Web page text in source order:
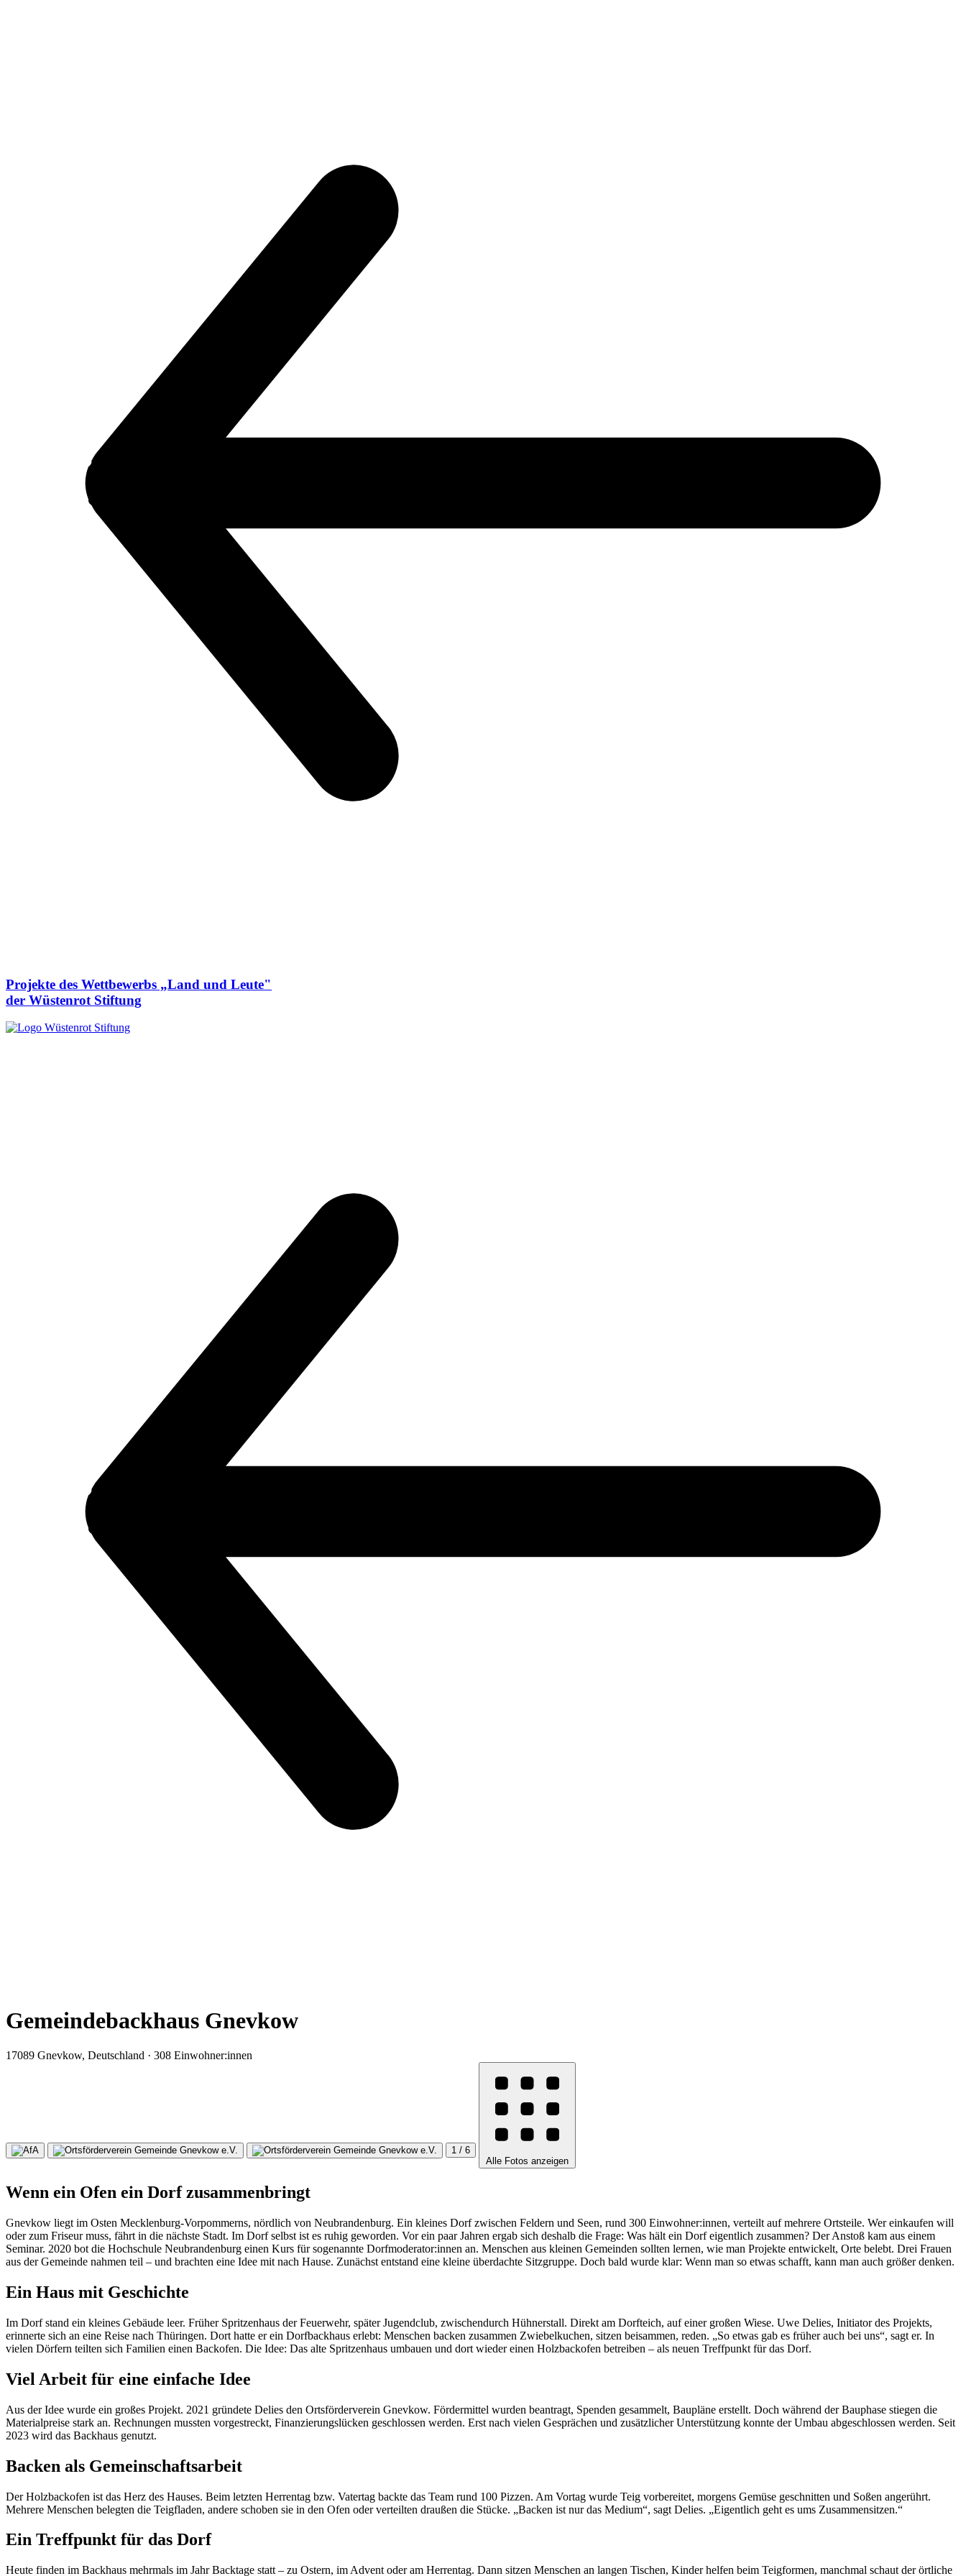
Projekte des Wettbewerbs „Land und Leute"
der Wüstenrot Stiftung
Gemeindebackhaus Gnevkow
17089 Gnevkow, Deutschland · 308 Einwohner:innen
1 / 6
Alle Fotos anzeigen
Wenn ein Ofen ein Dorf zusammenbringt
Gnevkow liegt im Osten Mecklenburg-Vorpommerns, nördlich von Neubrandenburg. Ein kleines Dorf zwischen Feldern und Seen, rund 300 Einwohner:innen, verteilt auf mehrere Ortsteile. Wer einkaufen will
oder zum Friseur muss, fährt in die nächste Stadt. Im Dorf selbst ist es ruhig geworden. Vor ein paar Jahren ergab sich deshalb die Frage: Was hält ein Dorf eigentlich zusammen? Der Anstoß kam aus einem
Seminar. 2020 bot die Hochschule Neubrandenburg einen Kurs für sogenannte Dorfmoderator:innen an. Menschen aus kleinen Gemeinden sollten lernen, wie man Projekte entwickelt, Orte belebt. Drei Frauen
aus der Gemeinde nahmen teil – und brachten eine Idee mit nach Hause. Zunächst entstand eine kleine überdachte Sitzgruppe. Doch bald wurde klar: Wenn man so etwas schafft, kann man auch größer denken.
Ein Haus mit Geschichte
Im Dorf stand ein kleines Gebäude leer. Früher Spritzenhaus der Feuerwehr, später Jugendclub, zwischendurch Hühnerstall. Direkt am Dorfteich, auf einer großen Wiese. Uwe Delies, Initiator des Projekts,
erinnerte sich an eine Reise nach Thüringen. Dort hatte er ein Dorfbackhaus erlebt: Menschen backen zusammen Zwiebelkuchen, sitzen beisammen, reden. „So etwas gab es früher auch bei uns“, sagt er. In
vielen Dörfern teilten sich Familien einen Backofen. Die Idee: Das alte Spritzenhaus umbauen und dort wieder einen Holzbackofen betreiben – als neuen Treffpunkt für das Dorf.
Viel Arbeit für eine einfache Idee
Aus der Idee wurde ein großes Projekt. 2021 gründete Delies den Ortsförderverein Gnevkow. Fördermittel wurden beantragt, Spenden gesammelt, Baupläne erstellt. Doch während der Bauphase stiegen die
Materialpreise stark an. Rechnungen mussten vorgestreckt, Finanzierungslücken geschlossen werden. Erst nach vielen Gesprächen und zusätzlicher Unterstützung konnte der Umbau abgeschlossen werden. Seit
2023 wird das Backhaus genutzt.
Backen als Gemeinschaftsarbeit
Der Holzbackofen ist das Herz des Hauses. Beim letzten Herrentag bzw. Vatertag backte das Team rund 100 Pizzen. Am Vortag wurde Teig vorbereitet, morgens Gemüse geschnitten und Soßen angerührt.
Mehrere Menschen belegten die Teigfladen, andere schoben sie in den Ofen oder verteilten draußen die Stücke. „Backen ist nur das Medium“, sagt Delies. „Eigentlich geht es ums Zusammensitzen.“
Ein Treffpunkt für das Dorf
Heute finden im Backhaus mehrmals im Jahr Backtage statt – zu Ostern, im Advent oder am Herrentag. Dann sitzen Menschen an langen Tischen, Kinder helfen beim Teigformen, manchmal schaut der örtliche